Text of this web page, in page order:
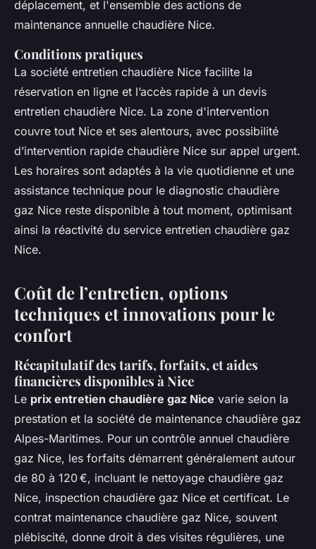
déplacement, et l'ensemble des actions de
maintenance annuelle chaudière Nice.
Conditions pratiques
La société entretien chaudière Nice facilite la
réservation en ligne et l’accès rapide à un devis
entretien chaudière Nice. La zone d'intervention
couvre tout Nice et ses alentours, avec possibilité
d’intervention rapide chaudière Nice sur appel urgent.
Les horaires sont adaptés à la vie quotidienne et une
assistance technique pour le diagnostic chaudière
gaz Nice reste disponible à tout moment, optimisant
ainsi la réactivité du service entretien chaudière gaz
Nice.
Coût de l’entretien, options
techniques et innovations pour le
confort
Récapitulatif des tarifs, forfaits, et aides
financières disponibles à Nice
Le prix entretien chaudière gaz Nice varie selon la
prestation et la société de maintenance chaudière gaz
Alpes-Maritimes. Pour un contrôle annuel chaudière
gaz Nice, les forfaits démarrent généralement autour
de 80 à 120 €, incluant le nettoyage chaudière gaz
Nice, inspection chaudière gaz Nice et certificat. Le
contrat maintenance chaudière gaz Nice, souvent
plébiscité, donne droit à des visites régulières, une